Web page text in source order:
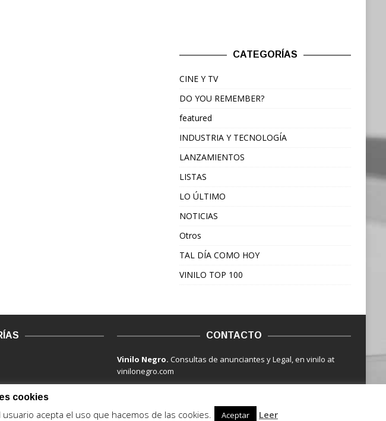
CATEGORÍAS
CINE Y TV
DO YOU REMEMBER?
featured
INDUSTRIA Y TECNOLOGÍA
LANZAMIENTOS
LISTAS
LO ÚLTIMO
NOTICIAS
Otros
TAL DÍA COMO HOY
VINILO TOP 100
CONTACTO
Vinilo Negro.Consultas de anunciantes y Legal, en vinilo at
vinilonegro.com
cookies
acepta el uso que hacemos de las cookies. Aceptar Leer